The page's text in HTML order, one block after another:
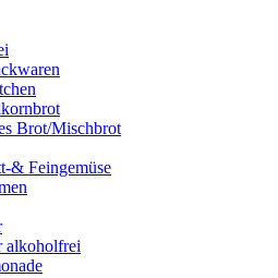
Brot/Mischbrot
& Feingemüse
alkoholfrei